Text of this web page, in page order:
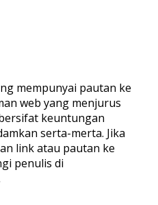
mempunyai pautan ke
web yang menjurus
keuntungan
serta-merta. Jika
link atau pautan ke
penulis di